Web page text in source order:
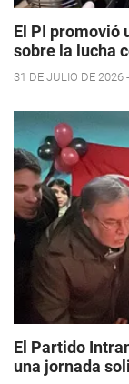
El PI promovió
sobre la lucha
31 DE JULIO DE 2026
El Partido
una jornada